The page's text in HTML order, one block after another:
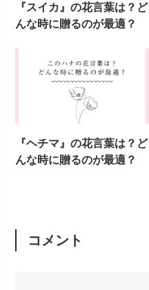
『スイカ』の花言葉は？ど
んな時に贈るのが最適？
『ヘチマ』の花言葉は？ど
んな時に贈るのが最適？
コメント